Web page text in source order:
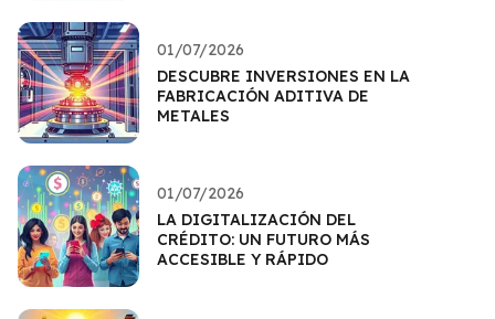
01/07/2026
DESCUBRE INVERSIONES EN LA
FABRICACIÓN ADITIVA DE
METALES
01/07/2026
LA DIGITALIZACIÓN DEL
CRÉDITO: UN FUTURO MÁS
ACCESIBLE Y RÁPIDO